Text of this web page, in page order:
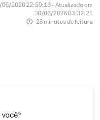
06/2026 22:59:13 • Atualizado em
30/06/2026 03:32:21
28 minutos de leitura